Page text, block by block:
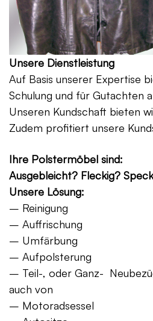
Unsere Dienstleistung
Auf Basis unserer Expertise
Schulung und für Gutachten
Unseren Kundschaft bieten
Zudem profitiert unsere
Ihre Polstermöbel sind:
Ausgebleicht? Fleckig?
Unsere Lösung:
– Reinigung
– Auffrischung
– Umfärbung
– Aufpolsterung
– Teil-, oder Ganz-
auch von
– Motoradsessel